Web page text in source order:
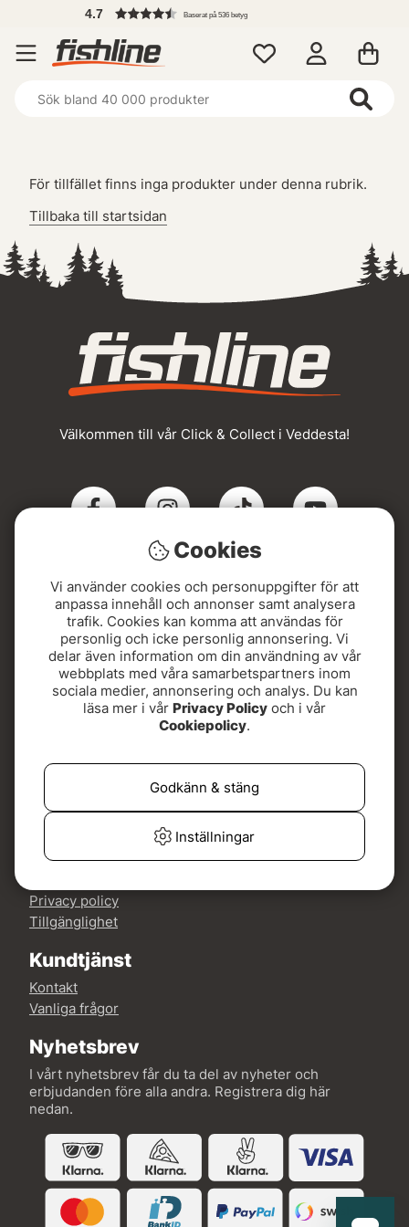
4.7 Baserat på 536 betyg
För tillfället finns inga produkter under denna rubrik.
Tillbaka till startsidan
Välkommen till vår Click & Collect i Veddesta!
Click & Collect
Beställ online och hämta din order i Veddesta när du
fått SMS. Snabbt, smidigt och med Sveriges bredaste
utbud av flugfiskeutrustning!
Adressen hittar du här:
Kontovägen 5, 175 62 Järfälla
Mer om Fishline
Köp- och leveransvillkor
Privacy policy
Tillgänglighet
Kundtjänst
Kontakt
Vanliga frågor
Nyhetsbrev
I vårt nyhetsbrev får du ta del av nyheter och
erbjudanden före alla andra. Registrera dig här
nedan.
Cookies
Vi använder cookies och personuppgifter för att
anpassa innehåll och annonser samt analysera
trafik. Cookies kan komma att användas för
personlig och icke personlig annonsering. Vi
delar även information om din användning av vår
webbplats med våra samarbetspartners inom
sociala medier, annonsering och analys. Du kan
läsa mer i vår Privacy Policy och i vår
Cookiepolicy.
Inställningar
Godkänn & stäng